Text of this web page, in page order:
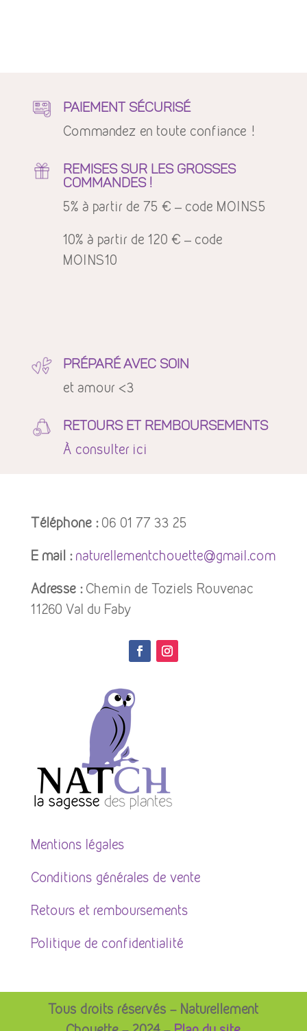
PAIEMENT SÉCURISÉ
Commandez en toute confiance !
REMISES SUR LES GROSSES
COMMANDES !
5% à partir de 75 € – code MOINS5
10% à partir de 120 € – code
MOINS10
PRÉPARÉ AVEC SOIN
et amour <3
RETOURS ET REMBOURSEMENTS
À consulter ici
Téléphone :06 01 77 33 25
E mail : naturellementchouette@gmail.com
Adresse :Chemin de Toziels Rouvenac
11260 Val du Faby
Mentions légales
Conditions générales de vente
Retours et remboursements
Politique de confidentialité
Tous droits réservés – Naturellement